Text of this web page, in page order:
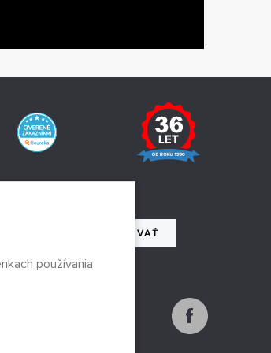
REGISTROVAŤ
údajov
používania